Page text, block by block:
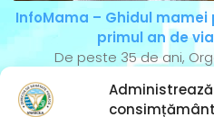
Administrează
InfoMama – Ghidul
primul an de
De peste 35 de ani,